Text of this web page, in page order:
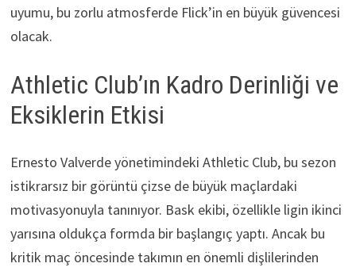
uyumu, bu zorlu atmosferde Flick’in en büyük güvencesi
olacak.
Athletic Club’ın Kadro Derinliği ve
Eksiklerin Etkisi
Ernesto Valverde yönetimindeki Athletic Club, bu sezon
istikrarsız bir görüntü çizse de büyük maçlardaki
motivasyonuyla tanınıyor. Bask ekibi, özellikle ligin ikinci
yarısına oldukça formda bir başlangıç yaptı. Ancak bu
kritik maç öncesinde takımın en önemli dişlilerinden